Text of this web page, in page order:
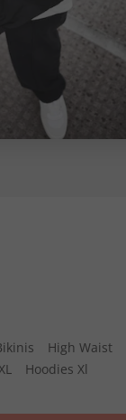
High Waist
Hoodies Xl